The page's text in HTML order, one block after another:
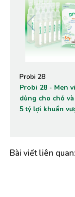
Probi 28
Probi 28 - Men
dùng cho chó
5 tỷ lợi khuẩn
Bài viết liên quan: